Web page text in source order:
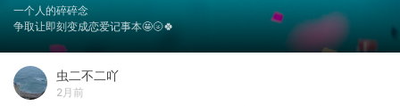
一个人的碎碎念
争取让即刻变成恋爱记事本🤩🌝🍀
虫二不二吖
2月前